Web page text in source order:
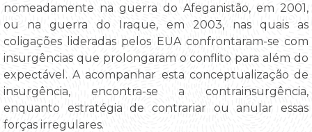
nomeadamente na guerra do Afeganistão, em 2001,
ou na guerra do Iraque, em 2003, nas quais as
coligações lideradas pelos EUA confrontaram-se com
insurgências que prolongaram o conflito para além do
expectável. A acompanhar esta conceptualização de
insurgência, encontra-se a contrainsurgência,
enquanto estratégia de contrariar ou anular essas
forças irregulares.